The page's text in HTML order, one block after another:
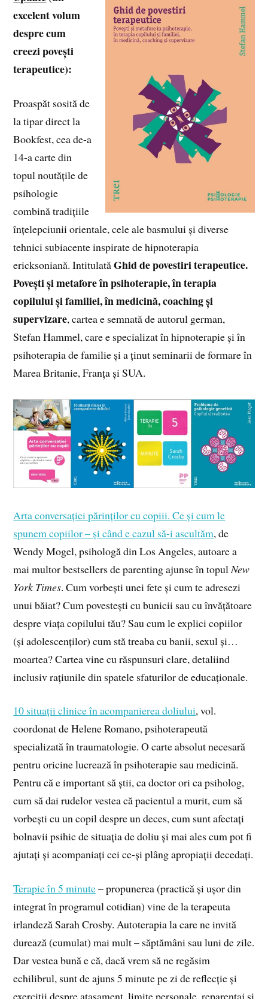
excelent volum
despre cum
creezi povești
terapeutice):
Proaspăt sosită de
la tipar direct la
Bookfest, cea de-a
14-a carte din
topul noutățile de
psihologie
combină tradițiile
înțelepciunii orientale, cele ale basmului și diverse
tehnici subiacente inspirate de hipnoterapia
ericksoniană. IntitulatăGhid de povestiri terapeutice.
Povești și metafore în psihoterapie, în terapia
copilului și familiei, în medicină, coaching și
supervizare, cartea e semnată de autorul german,
Stefan Hammel, care e specializat în hipnoterapie și în
psihoterapia de familie și a ținut seminarii de formare în
Marea Britanie, Franța și SUA.
Arta conversației părinților cu copiii. Ce și cum le
spunem copiilor – și când e cazul să-i ascultăm, de
Wendy Mogel, psihologă din Los Angeles, autoare a
mai multor bestsellers de parenting ajunse în topul New
York Times. Cum vorbești unei fete și cum te adresezi
unui băiat? Cum povestești cu bunicii sau cu învățătoare
despre viața copilului tău? Sau cum le explici copiilor
(și adolescenților) cum stă treaba cu banii, sexul și…
moartea? Cartea vine cu răspunsuri clare, detaliind
inclusiv rațiunile din spatele sfaturilor de educaționale.
10 situații clinice în acompanierea doliului, vol.
coordonat de Helene Romano, psihoterapeută
specializată în traumatologie. O carte absolut necesară
pentru oricine lucrează în psihoterapie sau medicină.
Pentru că e important să știi, ca doctor ori ca psiholog,
cum să dai rudelor vestea că pacientul a murit, cum să
vorbești cu un copil despre un deces, cum sunt afectați
bolnavii psihic de situația de doliu și mai ales cum pot fi
ajutați și acompaniați cei ce-și plâng apropiații decedați.
Terapie în 5 minute– propunerea (practică și ușor din
integrat în programul cotidian) vine de la terapeuta
irlandeză Sarah Crosby. Autoterapia la care ne invită
durează (cumulat) mai mult – săptămâni sau luni de zile.
Dar vestea bună e că, dacă vrem să ne regăsim
echilibrul, sunt de ajuns 5 minute pe zi de reflecție și
exerciții despre atașament, limite personale, reparentaj și